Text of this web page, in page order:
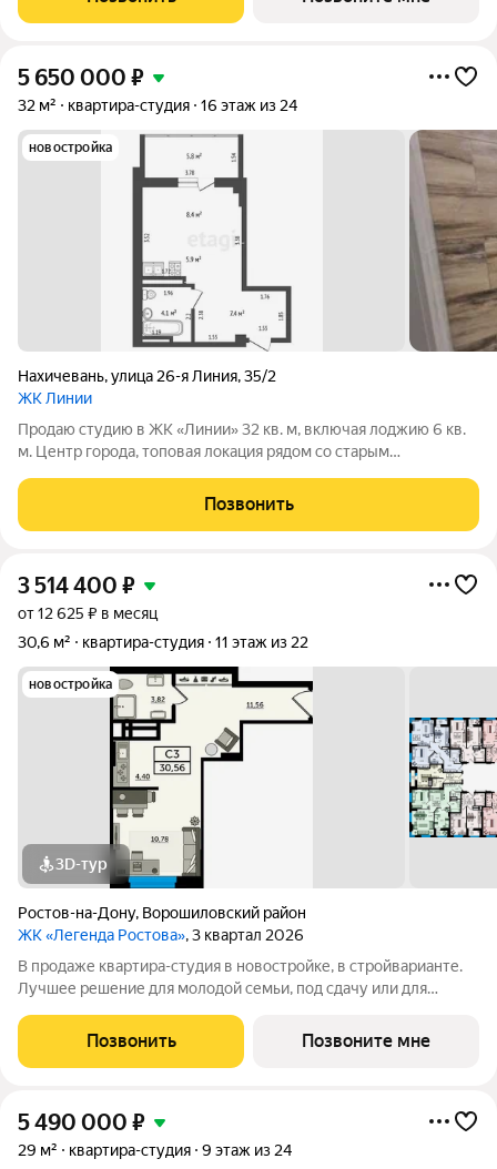
позволяет создать уютное пространство
5 650 000 ₽
32 м² квартира-студия 16 этаж из 24
новостройка
Нахичевань,улица 26-я Линия,35/2
ЖК Линии
Продаю студию в ЖК «Линии» 32 кв. м, включая лоджию 6 кв.
м. Центр города, топовая локация рядом со старым
В студии выполнен дизайнерский ремонт, продумано всё до
мелочей. Оснащена под ключ:
Позвонить
3 514 400 ₽
от 12 625 ₽ в месяц
30,6 м²
квартира-студия 11 этаж из 22
новостройка
3D-тур
Ростов-на-Дону, Ворошиловский район
ЖК «Легенда Ростова», 3 квартал 2026
В продаже квартира-студия в новостройке, в стройварианте.
Лучшее решение для молодой семьи, под сдачу или для
идея - отделить кухонную зону перегородкой. Теперь, все
ваши дизайнерские идеи
Позвонить Позвоните мне
5 490 000 ₽
29 м² квартира-студия 9 этаж из 24